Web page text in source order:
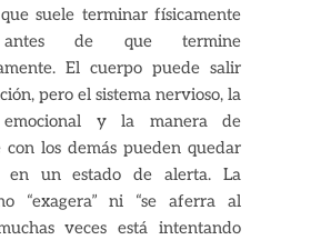
suele terminar físicamente
antes de que termine
El cuerpo puede salir
pero el sistema nervioso, la
emocional y la manera de
con los demás pueden quedar
en un estado de alerta. La
“exagera” ni “se aferra al
veces está intentando